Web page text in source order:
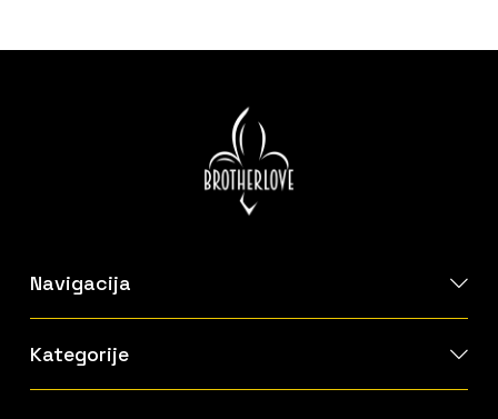
Navigacija
Kategorije